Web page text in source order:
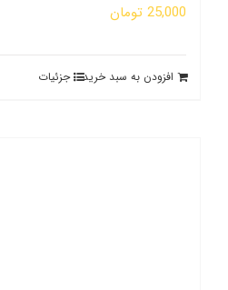
25,000 تومان
افزودن به سبد خرید جزئیات